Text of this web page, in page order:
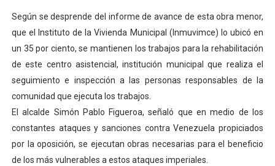
El Lactario del Iahula celebra la Semana Mundial de la
Plan Vacacional "Venezuela Ríe 2026" brinda
Iniciación al yoga reúne a diversos clubes deportivos
Mincomunas impulsa el autogobierno en Mérida con
Expertos inspeccionan espacios del OAN para la
Según se desprende del informe de avance de esta obra menor,
que el Instituto de la Vivienda Municipal (Inmuvimce) lo ubicó en
un 35 por ciento, se mantienen los trabajos para la rehabilitación
de este centro asistencial, institución municipal que realiza el
seguimiento e inspección a las personas responsables de la
comunidad que ejecuta los trabajos.
El alcalde Simón Pablo Figueroa, señaló que en medio de los
constantes ataques y sanciones contra Venezuela propiciados
por la oposición, se ejecutan obras necesarias para el beneficio
de los más vulnerables a estos ataques imperiales.